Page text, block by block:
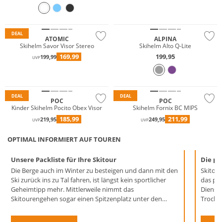
DEAL
ATOMIC
Skihelm Savor Visor Stereo
UVP199,99 169,99
ALPINA
Skihelm Alto Q-Lite
199,95
DEAL
POC
Kinder Skihelm Pocito Obex Visor
UVP219,95 185,99
DEAL
POC
Skihelm Fornix BC MIPS
UVP249,95 211,99
OPTIMAL INFORMIERT AUF TOUREN
Unsere Packliste für Ihre Skitour
Die Berge auch im Winter zu besteigen und dann mit den
Ski zurück ins zu Tal fahren, ist längst kein sportlicher
Geheimtipp mehr. Mittlerweile nimmt das
Skitourengehen sogar einen Spitzenplatz unter den
um die Tour auf zwei Brettern in vollen Zügen genießen
Die
das